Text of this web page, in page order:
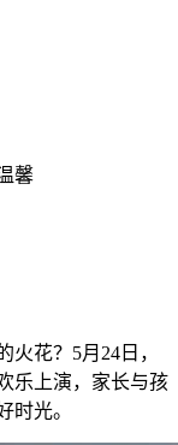
馨
花？5月24日，
乐上演，家长与孩
时光。